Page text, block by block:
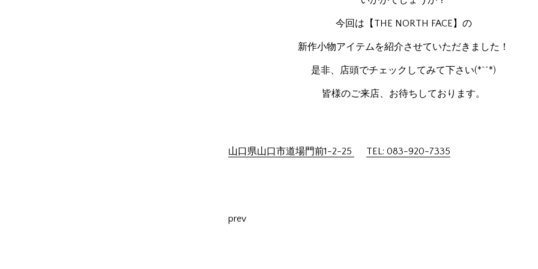
今回は【THE NORTH FACE】の
新作小物アイテムを紹介させていただきました！
是非、店頭でチェックしてみて下さい(*^^*)
皆様のご来店、お待ちしております。
山口県山口市道場門前1-2-25 TEL: 083-920-7335
prev